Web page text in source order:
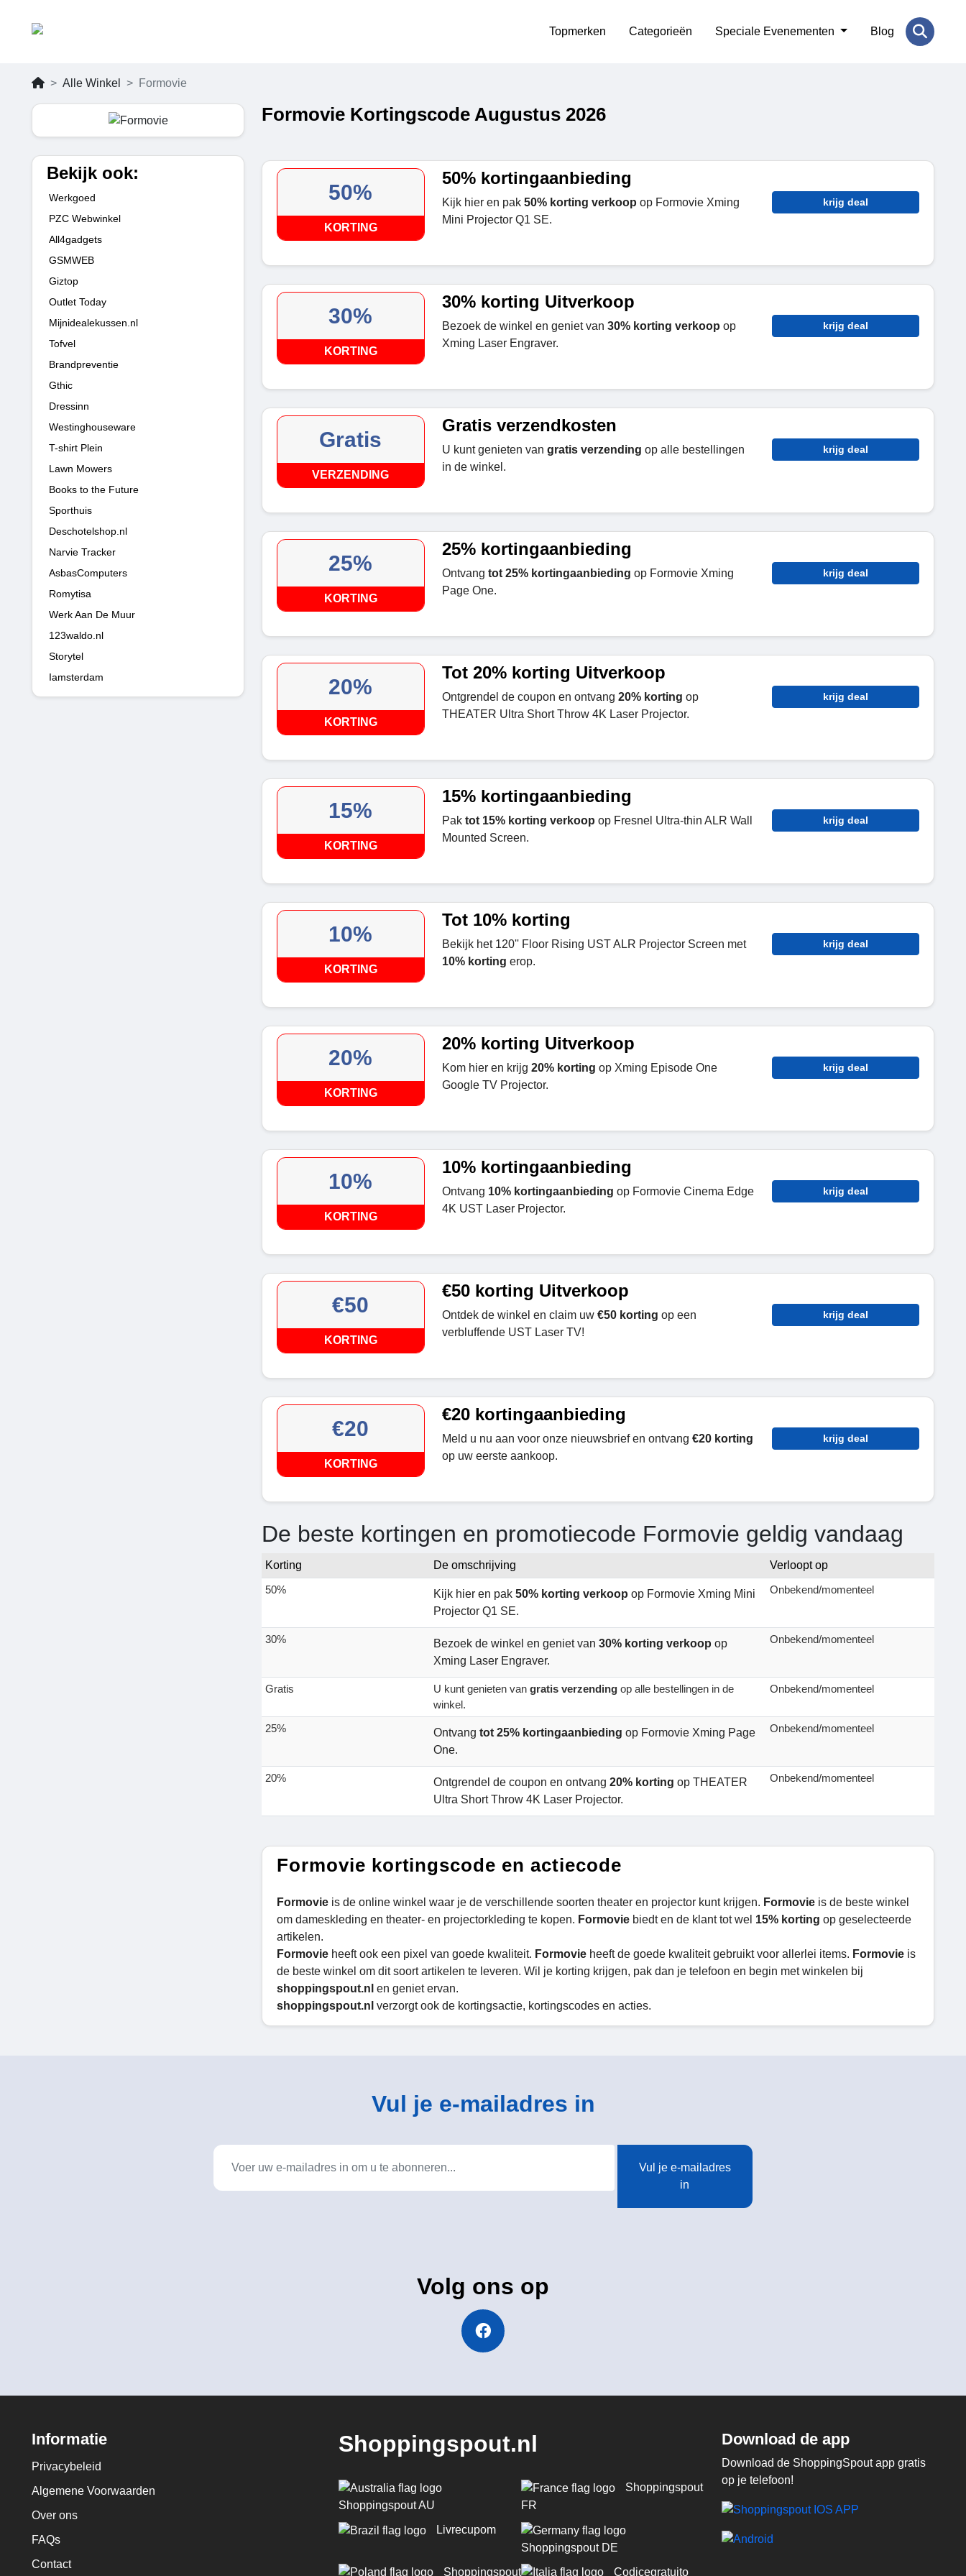
Topmerken Categorieën Speciale Evenementen Blog
Alle Winkel Formovie
Bekijk ook:
Werkgoed
PZC Webwinkel
All4gadgets
GSMWEB
Giztop
Outlet Today
Mijnidealekussen.nl
Tofvel
Brandpreventie
Gthic
Dressinn
Westinghouseware
T-shirt Plein
Lawn Mowers
Books to the Future
Sporthuis
Deschotelshop.nl
Narvie Tracker
AsbasComputers
Romytisa
Werk Aan De Muur
123waldo.nl
Storytel
Iamsterdam
Formovie Kortingscode Augustus 2026
50%
KORTING
50% kortingaanbieding
Kijk hier en pak 50% korting verkoop op Formovie Xming
Mini Projector Q1 SE.
krijg deal
30%
KORTING
30% korting Uitverkoop
Bezoek de winkel en geniet van 30% korting verkoop op
Xming Laser Engraver.
krijg deal
Gratis
VERZENDING
Gratis verzendkosten
U kunt genieten van gratis verzending op alle bestellingen
in de winkel.
krijg deal
25%
KORTING
25% kortingaanbieding
Ontvang tot 25% kortingaanbieding op Formovie Xming
Page One.
krijg deal
20%
KORTING
Tot 20% korting Uitverkoop
Ontgrendel de coupon en ontvang 20% korting op
THEATER Ultra Short Throw 4K Laser Projector.
krijg deal
15%
KORTING
15% kortingaanbieding
Pak tot 15% korting verkoop op Fresnel Ultra-thin ALR Wall
Mounted Screen.
krijg deal
10%
KORTING
Tot 10% korting
Bekijk het 120'' Floor Rising UST ALR Projector Screen met
10% korting erop.
krijg deal
20%
KORTING
20% korting Uitverkoop
Kom hier en krijg 20% korting op Xming Episode One
Google TV Projector.
krijg deal
10%
KORTING
10% kortingaanbieding
Ontvang 10% kortingaanbieding op Formovie Cinema Edge
4K UST Laser Projector.
krijg deal
€50
KORTING
€50 korting Uitverkoop
Ontdek de winkel en claim uw €50 korting op een
verbluffende UST Laser TV!
krijg deal
€20
KORTING
€20 kortingaanbieding
Meld u nu aan voor onze nieuwsbrief en ontvang €20 korting
op uw eerste aankoop.
krijg deal
De beste kortingen en promotiecode Formovie geldig vandaag
Korting De omschrijving
Verloopt op
50%
Kijk hier en pak 50% korting verkoop op Formovie Xming Mini
Projector Q1 SE.
Onbekend/momenteel
30% Bezoek de winkel en geniet van 30% korting verkoop op
Xming Laser Engraver.
Onbekend/momenteel
Gratis U kunt genieten van gratis verzending op alle bestellingen in de
winkel.
Onbekend/momenteel
25% Ontvang tot 25% kortingaanbieding op Formovie Xming Page
One.
Onbekend/momenteel
20% Ontgrendel de coupon en ontvang 20% korting op THEATER
Ultra Short Throw 4K Laser Projector.
Onbekend/momenteel
Formovie kortingscode en actiecode
Formovie is de online winkel waar je de verschillende soorten theater en projector kunt krijgen. Formovie is de beste winkel
om dameskleding en theater- en projectorkleding te kopen. Formovie biedt en de klant tot wel 15% korting op geselecteerde
artikelen.
Formovie heeft ook een pixel van goede kwaliteit. Formovie heeft de goede kwaliteit gebruikt voor allerlei items. Formovie is
de beste winkel om dit soort artikelen te leveren. Wil je korting krijgen, pak dan je telefoon en begin met winkelen bij
shoppingspout.nl en geniet ervan.
shoppingspout.nl verzorgt ook de kortingsactie, kortingscodes en acties.
Vul je e-mailadres in
Vul je e-mailadres
in
Volg ons op
Informatie
Privacybeleid
Algemene Voorwaarden
Over ons
FAQs
Contact
Shoppingspout.nl
Shoppingspout AU
Shoppingspout
FR
Livrecupom
Shoppingspout DE
Shoppingspout
Codicegratuito
Download de app
Download de ShoppingSpout app gratis
op je telefoon!